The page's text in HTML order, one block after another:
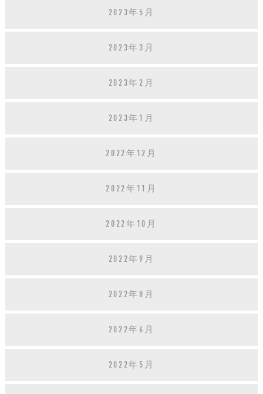
2023年5月
2023年3月
2023年2月
2023年1月
2022年12月
2022年11月
2022年10月
2022年9月
2022年8月
2022年6月
2022年5月